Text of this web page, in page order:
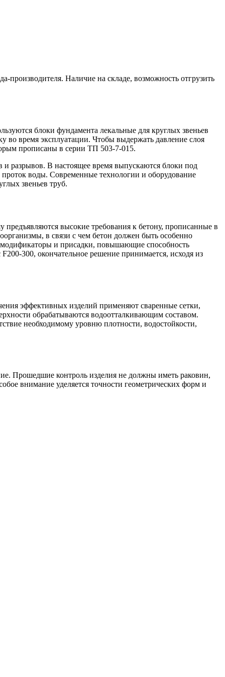
Наличие на складе, возможность отгрузить
блоки фундамента лекальные для круглых звеньев
время эксплуатации. Чтобы выдержать давление слоя
прописаны в серии ТП 503-7-015.
разрывов. В настоящее время выпускаются блоки под
воды. Современные технологии и оборудование
звеньев труб.
высокие требования к бетону, прописанные в
в связи с чем бетон должен быть особенно
и присадки, повышающие способность
300, окончательное решение принимается, исходя из
эффективных изделий применяют сваренные сетки,
обрабатываются водоотталкивающим составом.
необходимому уровню плотности, водостойкости,
Прошедшие контроль изделия не должны иметь раковин,
внимание уделяется точности геометрических форм и